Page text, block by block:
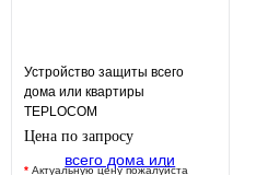
Устройство защиты всего
дома или квартиры
TEPLOCOM
АЛЬБАТРОС-12345
Цена по запросу
* Актуальную цену пожалуйста